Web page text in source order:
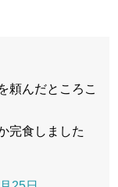
頼んだところこ
完食しました